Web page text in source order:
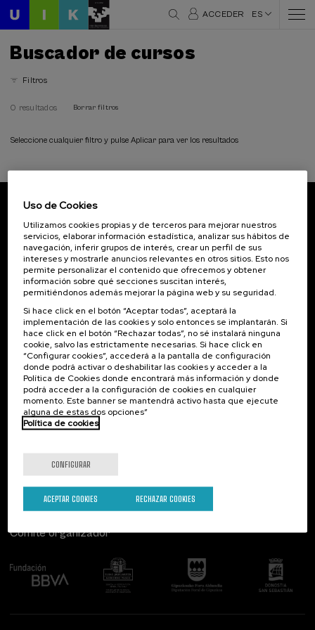
ACCEDER ES
Buscador de cursos
Filtros
0 resultados Borrar filtros
Seleccione cualquier filtro y pulse Aplicar para ver los resultados
Inscríbete para ser el primero/a en recibir las
novedades de UIK.
Suscribirse
Contacto
Palacio Miramar
Paseo de Miraconcha, 48
20007 Donostia / San Sebastián
Gipuzkoa, Spain
Contacta con nosotros
De interés...
Actividades anteriores
Comité organizador
Uso de Cookies
Utilizamos cookies propias y de terceros para mejorar nuestros
servicios, elaborar información estadística, analizar sus hábitos de
navegación, inferir grupos de interés, crear un perfil de sus
intereses y mostrarle anuncios relevantes en otros sitios. Esto nos
permite personalizar el contenido que ofrecemos y obtener
información sobre qué secciones suscitan interés,
permitiéndonos además mejorar la página web y su seguridad.
Si hace click en el botón “Aceptar todas”, aceptará la
implementación de las cookies y solo entonces se implantarán. Si
hace click en el botón “Rechazar todas”, no sé instalará ninguna
cookie, salvo las estrictamente necesarias. Si hace click en
“Configurar cookies”, accederá a la pantalla de configuración
donde podrá activar o deshabilitar las cookies y acceder a la
Política de Cookies donde encontrará más información y donde
podrá acceder a la configuración de cookies en cualquier
momento. Este banner se mantendrá activo hasta que ejecute
alguna de estas dos opciones”
Política de cookies
CONFIGURAR
RECHAZAR COOKIES
ACEPTAR COOKIES